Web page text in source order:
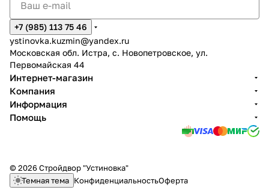
+7 (985) 113 75 46
ystinovka.kuzmin@yandex.ru
Московская обл. Истра, с. Новопетровское, ул.
Первомайская 44
Интернет-магазин
Компания
Информация
Помощь
© 2026 Стройдвор "Устиновка"
Темная тема КонфиденциальностьОферта